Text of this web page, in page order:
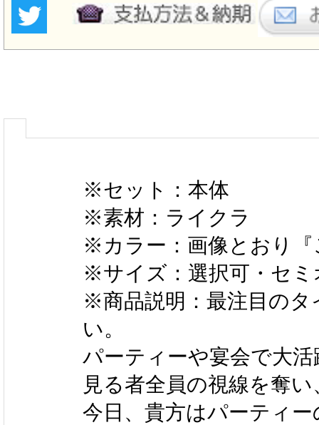
※セット：本体
※素材：ライクラ
※カラー：画像とおり『
※サイズ：選択可・セミ
※商品説明：最注目のタ
い。
パーティーや宴会で大活
見る者全員の視線を奪
今日、貴方はパーティ